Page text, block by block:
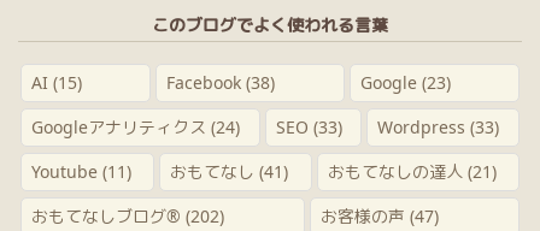
このブログでよく使われる言葉
AI (15) Facebook (38) Google(23)
Googleアナリティクス (24) SEO (33) Wordpress (33)
Youtube (11) おもてなし (41) おもてなしの達人(21)
おもてなしブログ® (202) お客様の声 (47)